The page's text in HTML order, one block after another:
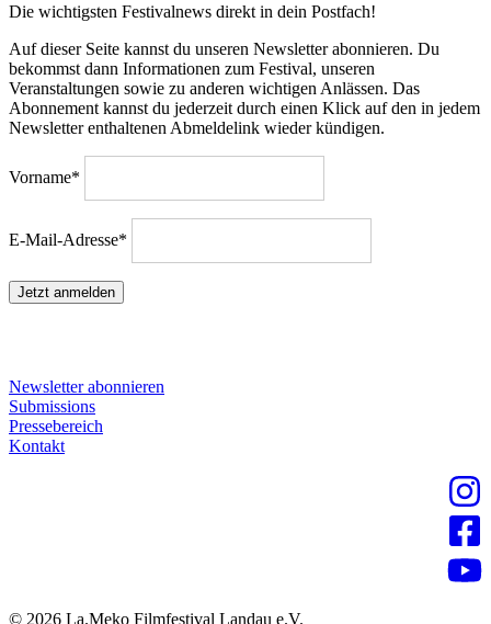
Die wichtigsten Festivalnews direkt in dein Postfach!
Auf dieser Seite kannst du unseren Newsletter abonnieren. Du
bekommst dann Informationen zum Festival, unseren
Veranstaltungen sowie zu anderen wichtigen Anlässen. Das
Abonnement kannst du jederzeit durch einen Klick auf den in jedem
Newsletter enthaltenen Abmeldelink wieder kündigen.
Vorname*
E-Mail-Adresse*
Newsletter abonnieren
Submissions
Pressebereich
Kontakt
© 2026 La.Meko Filmfestival Landau e.V.